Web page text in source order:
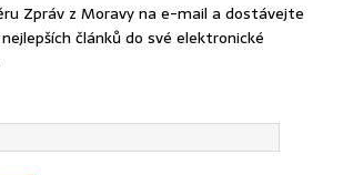
Zpráv z Moravy na e-mail a dostávejte
článků do své elektronické